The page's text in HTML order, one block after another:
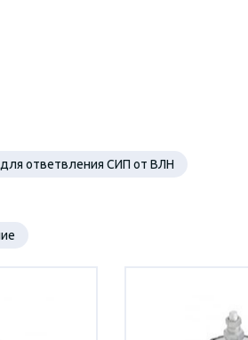
ответвления СИП от ВЛН